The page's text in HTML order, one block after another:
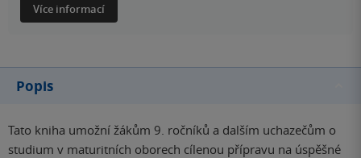
Více informací
Popis
Tato kniha umožní žákům 9. ročníků a dalším uchazečům o
studium v maturitních oborech cílenou přípravu na úspěšné